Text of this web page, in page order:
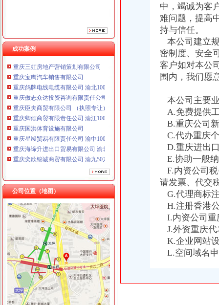
成功案例
重庆海谛升进出口贸易有限公司 渝北100万 （进出口权）
重庆奕欣锦诚商贸有限公司 渝九50万 （工商注册）
重庆信同广告有限公司 渝沙50万 （工商注册）
重庆宝鹰汽车销售有限公司
重庆鸽牌电线电缆有限公司 渝北10010万 (进出口权)
重庆傲志众达投资咨询有限责任公司 渝九1000万 （增资）
重庆臣夫商贸有限公司 （执照专让）
重庆卿倾商贸有限责任公司 渝江100万 （工商注册）
重庆国洪体育设施有限公司
重庆星竣贸易有限责任公司 渝中100万 （进出口权）
重庆海谛升进出口贸易有限公司 渝北100万 （进出口权）
重庆奕欣锦诚商贸有限公司 渝九50万 （工商注册）
重庆信同广告有限公司 渝沙50万 （工商注册）
重庆三虹房地产营销策划有限公司
重庆宝鹰汽车销售有限公司
公司位置（地图）
外贸公司注册流程
哪个老兄熟悉在青岛或者保税区注册外贸的公司的流程？-青青岛社区
【图】东莞注册外贸公司流程及费用_东莞东莞市市辖区公司注册-知
注册外贸公司流程_王_新浪博客
注册公司和注册外贸公司的流程是怎样的_gzraos_新浪博客
外贸公司注册流程-律快车公司
以下是外贸公司注册流程简述_外贸公司注册流程是什么_外贸流程_
中，竭诚为客
难问题，提高
持与信任。
本公司建立
密制度、安全
客户如对本公
围内，我们愿
本公司主要
A.免费提供
B.重庆公司
C.代办重庆
D.重庆进出
E.协助一般
F.内资公司
请发票、代交
G.代理商标
H.注册香港
I.内资公司重
J.外资重庆代
K.企业网站
L.空间域名